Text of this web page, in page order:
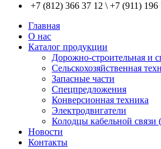
+7 (812) 366 37 12 \ +7 (911) 196
Главная
О нас
Каталог продукции
Дорожно-строительная и
Сельскохозяйственная
Запасные части
Спецпредложения
Конверсионная техника
Электродвигатели
Колодцы кабельной
Новости
Контакты